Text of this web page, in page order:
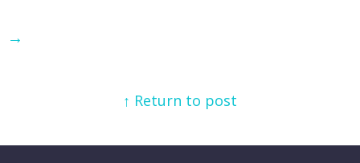
→
↑ Return to post